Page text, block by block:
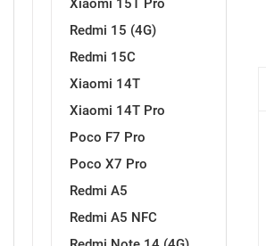
Xiaomi 15T Pro
Redmi 15 (4G)
Redmi 15C
Xiaomi 14T
Xiaomi 14T Pro
Poco F7 Pro
Poco X7 Pro
Redmi A5
Redmi A5 NFC
Životinjsko carstvo